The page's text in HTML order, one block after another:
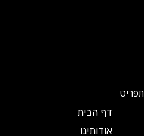
תפריט
דף הבית
אודותינו